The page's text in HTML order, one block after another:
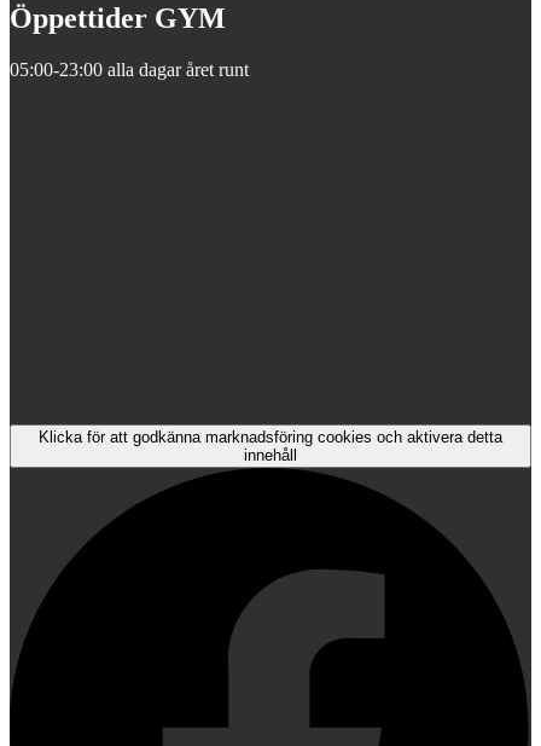
Öppettider GYM
05:00-23:00 alla dagar året runt
Klicka för att godkänna marknadsföring cookies och aktivera detta
innehåll